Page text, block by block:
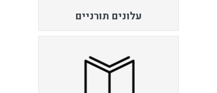
עלונים תורניים